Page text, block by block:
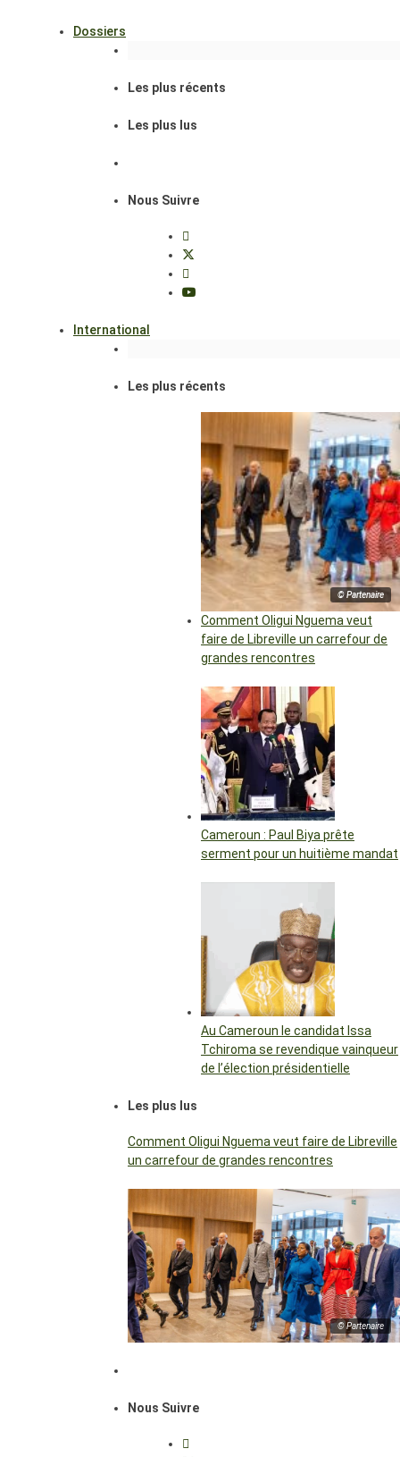
Dossiers
Les plus récents
Les plus lus
Nous Suivre
International
Les plus récents
© Partenaire
Comment Oligui Nguema veut
faire de Libreville un carrefour de
grandes rencontres
Cameroun : Paul Biya prête
serment pour un huitième mandat
Au Cameroun le candidat Issa
Tchiroma se revendique vainqueur
de l’élection présidentielle
Les plus lus
Comment Oligui Nguema veut faire de Libreville
un carrefour de grandes rencontres
© Partenaire
Nous Suivre